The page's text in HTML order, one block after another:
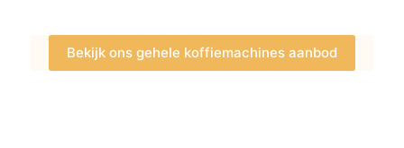
Bekijk ons gehele koffiemachines aanbod